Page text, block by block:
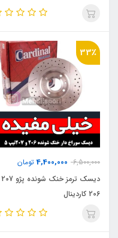
33٪
6,500,000
4,400,000تومان
206 کاردینال